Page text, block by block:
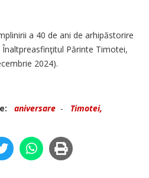
a 40 de ani de arhipăstorire
Înaltpreasfinţitul Părinte Timotei,
2024).
aniversare - Timotei,